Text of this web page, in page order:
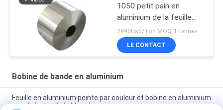
1050 petit pain en
aluminium de la feuille
1060 1100 3003 3105
5052 6061
2990Usd/Ton MOQ:1 tonnes
LE CONTACT
Bobine de bande en aluminium
Feuille en aluminium peinte par couleur et bobine en aluminium
pour la lettre de la Manche